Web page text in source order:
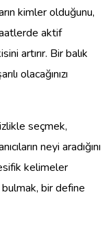
kimler olduğunu,
aktif
artırır. Bir balık
olacağınızı
seçmek,
neyi aradığını
kelimeler
bulmak, bir define